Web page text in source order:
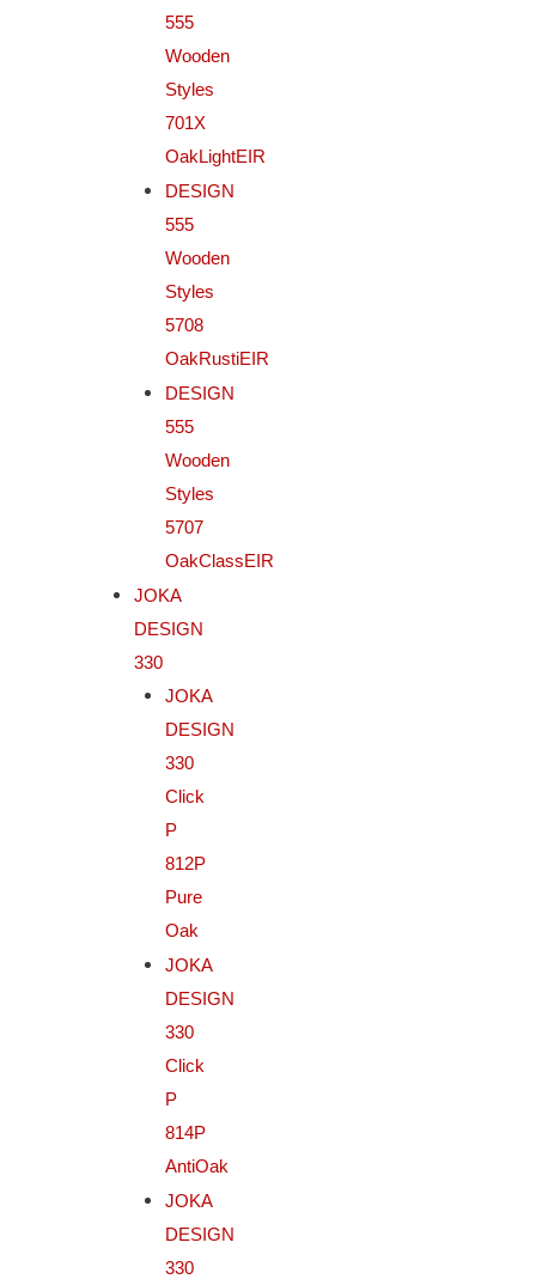
555
Wooden
Styles
701X
OakLightEIR
DESIGN
555
Wooden
Styles
5708
OakRustiEIR
DESIGN
555
Wooden
Styles
5707
OakClassEIR
JOKA
DESIGN
330
JOKA
DESIGN
330
Click
P
812P
Pure
Oak
JOKA
DESIGN
330
Click
P
814P
AntiOak
JOKA
DESIGN
330